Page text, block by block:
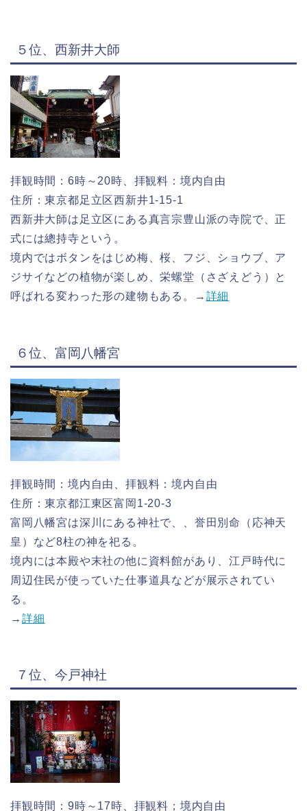
５位、西新井大師
拝観時間：6時～20時、拝観料：境内自由
住所：東京都足立区西新井1-15-1
西新井大師は足立区にある真言宗豊山派の寺院で、正
式には總持寺という。
境内ではボタンをはじめ梅、桜、フジ、ショウブ、ア
ジサイなどの植物が楽しめ、栄螺堂（さざえどう）と
呼ばれる変わった形の建物もある。→ 詳細
６位、富岡八幡宮
拝観時間：境内自由、拝観料：境内自由
住所：東京都江東区富岡1-20-3
富岡八幡宮は深川にある神社で、、誉田別命（応神天
皇）など8柱の神を祀る。
境内には本殿や末社の他に資料館があり、江戸時代に
周辺住民が使っていた仕事道具などが展示されてい
る。
→ 詳細
７位、今戸神社
拝観時間：9時～17時、拝観料；境内自由